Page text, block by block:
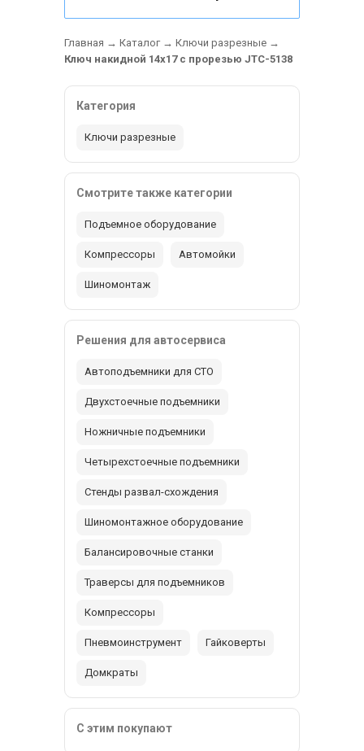
Главная → Каталог→ Ключи разрезные →
Ключ накидной 14х17 с прорезью JTC-5138
Категория
Ключи разрезные
Смотрите также категории
Подъемное оборудование
Компрессоры Автомойки
Шиномонтаж
Решения для автосервиса
Автоподъемники для СТО
Двухстоечные подъемники
Ножничные подъемники
Четырехстоечные подъемники
Стенды развал-схождения
Шиномонтажное оборудование
Балансировочные станки
Траверсы для подъемников
Компрессоры
Пневмоинструмент Гайковерты
Домкраты
С этим покупают